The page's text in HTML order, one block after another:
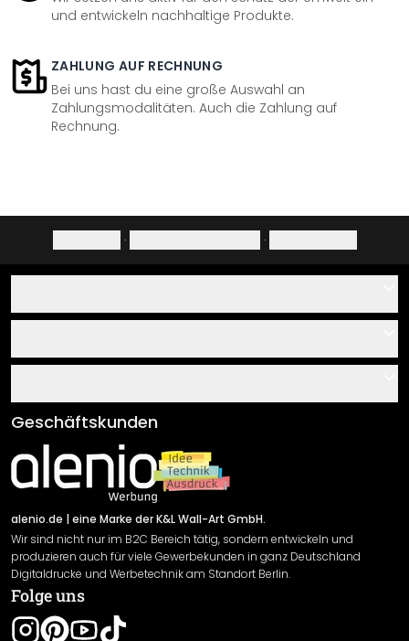
und entwickeln nachhaltige Produkte.
ZAHLUNG AUF RECHNUNG
Bei uns hast du eine große Auswahl an
Zahlungsmodalitäten. Auch die Zahlung auf
Rechnung.
· ·
Über uns
Klebe- und Montageanleitungen
Newsletter An-/Abmeldung
Sendungsverfolgung
AGB
Impressum
Versand & Zahlung
Rücksendung
Widerrufsrecht
Datenschutzerklärung
Gewährleistung
Leistungserklärung / CE-Zeichen
Geschäftskunden
alenio.de | eine Marke der K&L Wall-Art GmbH.
Wir sind nicht nur im B2C Bereich tätig, sondern entwickeln und
produzieren auch für viele Gewerbekunden in ganz Deutschland
Digitaldrucke und Werbetechnik am Standort Berlin.
Folge uns